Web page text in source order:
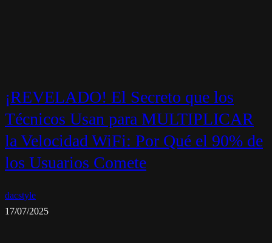
¡REVELADO! El Secreto que los
Técnicos Usan para MULTIPLICAR
la Velocidad WiFi: Por Qué el 90% de
los Usuarios Comete
dacstyle
17/07/2025